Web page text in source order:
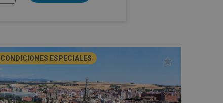
CONDICIONES ESPECIALES